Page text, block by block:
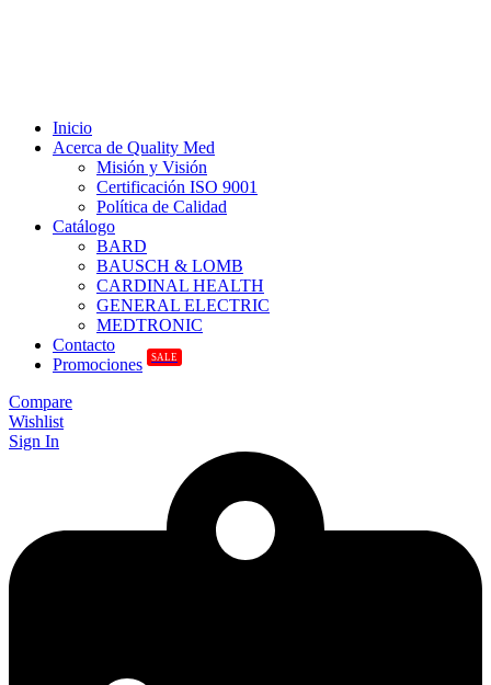
Inicio
Acerca de Quality Med
Misión y Visión
Certificación ISO 9001
Política de Calidad
Catálogo
BARD
BAUSCH & LOMB
CARDINAL HEALTH
GENERAL ELECTRIC
MEDTRONIC
Contacto
Promociones
SALE
Compare
Wishlist
Sign In